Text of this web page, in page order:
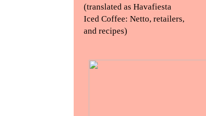
(translated as Havafiesta
Iced Coffee: Netto, retailers,
and recipes)